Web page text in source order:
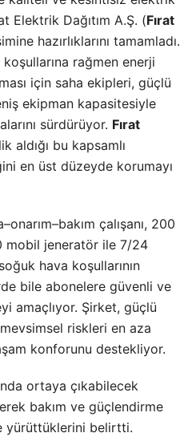
Elektrik Dağıtım A.Ş. (Fırat
hazırlıklarını tamamladı.
rağmen enerji
için saha ekipleri, güçlü
ekipman kapasitesiyle
sürdürüyor. Fırat
aldığı bu kapsamlı
en üst düzeyde korumayı
çalışanı, 200
mobil jeneratör ile 7/24
hava koşullarının
bile abonelere güvenli ve
amaçlıyor. Şirket, güçlü
riskleri en aza
konforunu destekliyor.
ortaya çıkabilecek
bakım ve güçlendirme
yürüttüklerini belirtti.